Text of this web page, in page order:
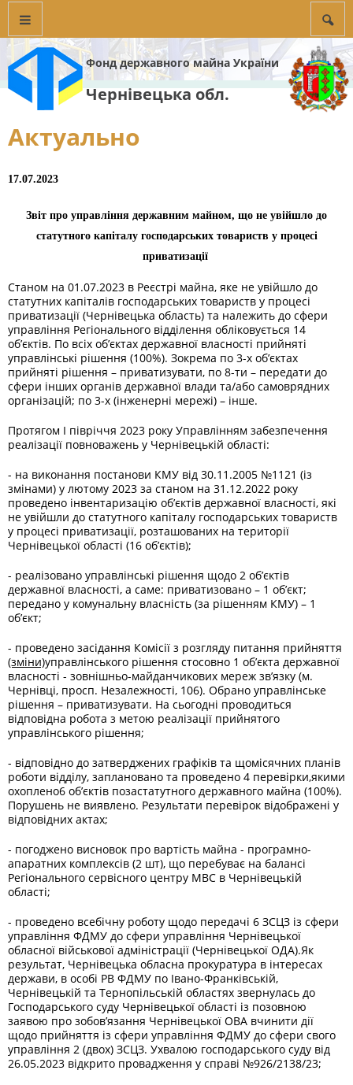
Фонд державного майна України
Чернівецька обл.
Актуально
17.07.2023
Звіт про управління державним майном, що не увійшло до
статутного капіталу господарських товариств у процесі
приватизації
Станом на 01.07.2023 в Реєстрі майна, яке не увійшло до
статутних капіталів господарських товариств у процесі
приватизації (Чернівецька область) та належить до сфери
управління Регіонального відділення обліковується 14
об’єктів. По всіх об’єктах державної власності прийняті
управлінські рішення (100%). Зокрема по 3-х об’єктах
прийняті рішення – приватизувати, по 8-ти – передати до
сфери інших органів державної влади та/або самоврядних
організацій; по 3-х (інженерні мережі) – інше.
Протягом І півріччя 2023 року Управлінням забезпечення
реалізації повноважень у Чернівецькій області:
- на виконання постанови КМУ від 30.11.2005 №1121 (із
змінами) у лютому 2023 за станом на 31.12.2022 року
проведено інвентаризацію об’єктів державної власності, які
не увійшли до статутного капіталу господарських товариств
у процесі приватизації, розташованих на території
Чернівецької області (16 об’єктів);
- реалізовано управлінські рішення щодо 2 об’єктів
державної власності, а саме: приватизовано – 1 об’єкт;
передано у комунальну власність (за рішенням КМУ) – 1
об’єкт;
- проведено засідання Комісії з розгляду питання прийняття
(зміни)управлінського рішення стосовно 1 об’єкта державної
власності - зовнішньо-майданчикових мереж зв’язку (м.
Чернівці, просп. Незалежності, 106). Обрано управлінське
рішення – приватизувати. На сьогодні проводиться
відповідна робота з метою реалізації прийнятого
управлінського рішення;
- відповідно до затверджених графіків та щомісячних планів
роботи відділу, заплановано та проведено 4 перевірки,якими
охоплено6 об’єктів позастатутного державного майна (100%).
Порушень не виявлено. Результати перевірок відображені у
відповідних актах;
- погоджено висновок про вартість майна - програмно-
апаратних комплексів (2 шт), що перебуває на балансі
Регіонального сервісного центру МВС в Чернівецькій
області;
- проведено всебічну роботу щодо передачі 6 ЗСЦЗ із сфери
управління ФДМУ до сфери управління Чернівецької
обласної військової адміністрації (Чернівецької ОДА).Як
результат, Чернівецька обласна прокуратура в інтересах
держави, в особі РВ ФДМУ по Івано-Франківській,
Чернівецькій та Тернопільській областях звернулась до
Господарського суду Чернівецької області із позовною
заявою про зобов’язання Чернівецької ОВА вчинити дії
щодо прийняття із сфери управління ФДМУ до сфери свого
управління 2 (двох) ЗСЦЗ. Ухвалою господарського суду від
26.05.2023 відкрито провадження у справі №926/2138/23;